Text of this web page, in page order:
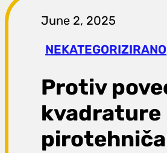
r
a
g
a
June 2, 2025
NEKATEGORIZIRANO
Protiv
kvadrature